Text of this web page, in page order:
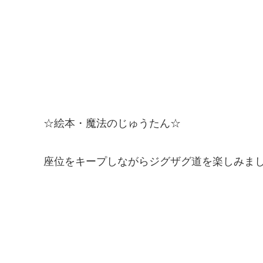
☆絵本・魔法のじゅうたん☆
座位をキープしながらジグザグ道を楽しみま